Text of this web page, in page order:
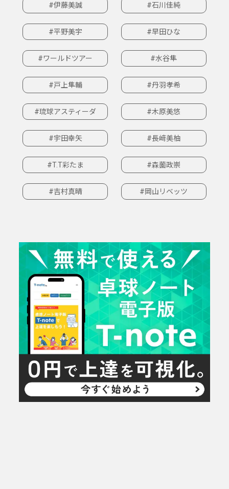
#伊藤美誠 #石川佳純
#平野美宇 #早田ひな
#ワールドツアー #水谷隼
#戸上隼輔 #丹羽孝希
#琉球アスティーダ #木原美悠
#宇田幸矢 #長﨑美柚
#T.T彩たま #森薗政崇
#吉村真晴 #岡山リベッツ